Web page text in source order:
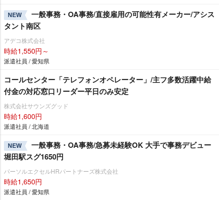
NEW
一般事務・OA事務/直接雇用の可能性有メーカー/アシス
タント南区
アデコ株式会社
時給1,550円～
派遣社員 / 愛知県
コールセンター「テレフォンオペレーター」/主フ多数活躍中給
付金の対応窓口リーダー平日のみ安定
株式会社サウンズグッド
時給1,600円
派遣社員 / 北海道
NEW
一般事務・OA事務/急募未経験OK 大手で事務デビュー
堀田駅スグ1650円
パーソルエクセルHRパートナーズ株式会社
時給1,650円
派遣社員 / 愛知県